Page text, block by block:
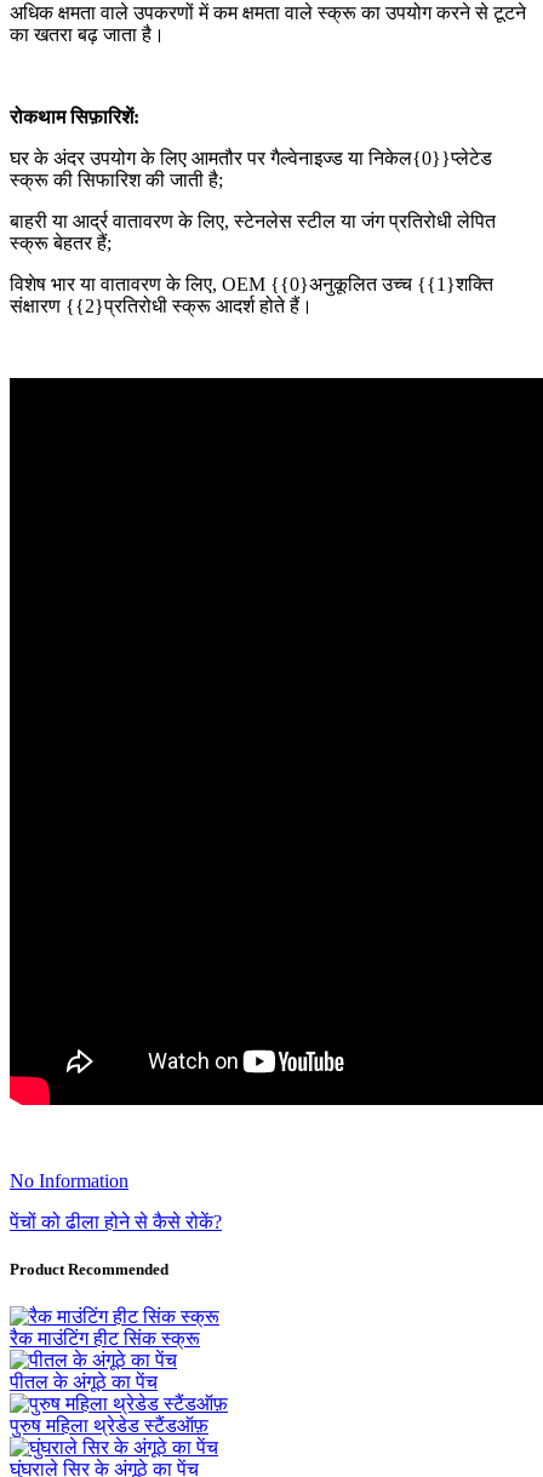
अधिक क्षमता वाले उपकरणों में कम क्षमता वाले स्क्रू का उपयोग करने से टूटने
का खतरा बढ़ जाता है।
रोकथाम सिफ़ारिशें:
घर के अंदर उपयोग के लिए आमतौर पर गैल्वेनाइज्ड या निकेल{0}}प्लेटेड
स्क्रू की सिफारिश की जाती है;
बाहरी या आर्द्र वातावरण के लिए, स्टेनलेस स्टील या जंग प्रतिरोधी लेपित
स्क्रू बेहतर हैं;
विशेष भार या वातावरण के लिए, OEM {{0}अनुकूलित उच्च {{1}शक्ति
संक्षारण {{2}प्रतिरोधी स्क्रू आदर्श होते हैं।
No Information
पेंचों को ढीला होने से कैसे रोकें?
Product Recommended
रैक माउंटिंग हीट सिंक स्क्रू
पीतल के अंगूठे का पेंच
पुरुष महिला थ्रेडेड स्टैंडऑफ़
घुंघराले सिर के अंगूठे का पेंच